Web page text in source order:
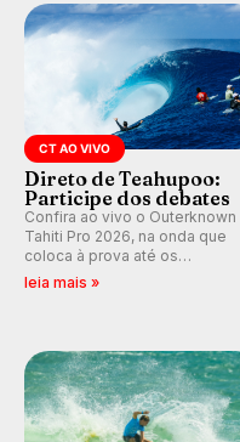
CT AO VIVO
Direto de Teahupoo:
Participe dos debates
Confira ao vivo o Outerknown
Tahiti Pro 2026, na onda que
coloca à prova até os
melhores surfistas do mundo.
leia mais »